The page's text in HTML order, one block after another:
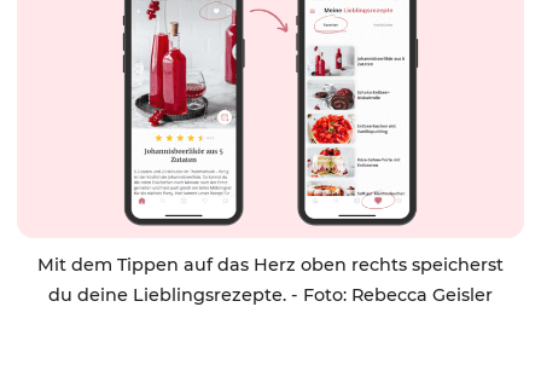
Mit dem Tippen auf das Herz oben rechts speicherst
du deine Lieblingsrezepte. - Foto: Rebecca Geisler